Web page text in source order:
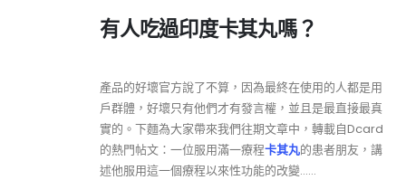
有人吃過印度卡其丸嗎？
產品的好壞官方說了不算，因為最終在使用的人都是用
戶群體，好壞只有他們才有發言權，並且是最直接最真
實的。下麵為大家帶來我們往期文章中，轉載自Dcard
的熱門帖文：一位服用滿一療程卡其丸的患者朋友，講
述他服用這一個療程以來性功能的改變……